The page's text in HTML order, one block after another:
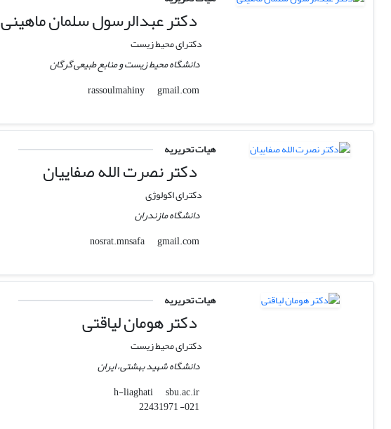
دکتر عبدالرسول سلمان ماهینی
دکترای محیط زیست
دانشگاه محیط زیست و منابع طبیعی گرگان
rassoulmahiny
gmail.com
هیات تحریریه
دکتر نصرت الله صفاییان
دکترای اکولوژی
دانشگاه مازندران
nosrat.mnsafa
gmail.com
هیات تحریریه
دکتر هومان لیاقتی
دکترای محیط زیست
دانشگاه شهید بهشتی، ایران
h-liaghati
sbu.ac.ir